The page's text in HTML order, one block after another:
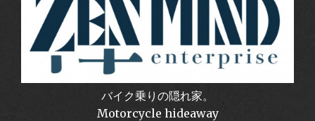
バイク乗りの隠れ家。
Motorcycle hideaway